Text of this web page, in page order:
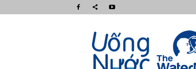
UongNuoc.com